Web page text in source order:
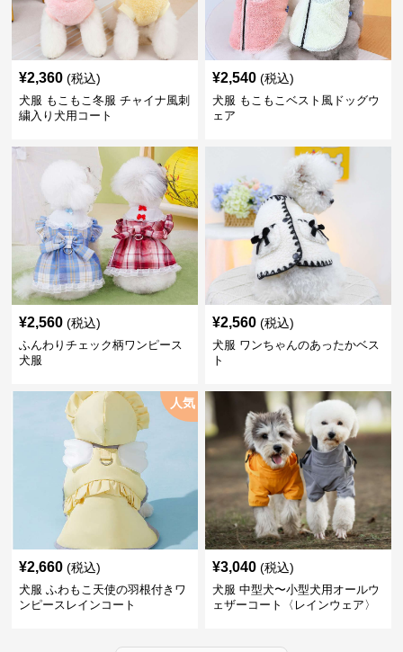
¥2,360 (税込)
犬服 もこもこ冬服 チャイナ風刺
繍入り犬用コート
¥2,540 (税込)
犬服 もこもこベスト風ドッグウ
ェア
¥2,560 (税込)
ふんわりチェック柄ワンピース
犬服
¥2,560 (税込)
犬服 ワンちゃんのあったかベス
ト
人気
¥2,660 (税込)
犬服 ふわもこ天使の羽根付きワ
ンピースレインコート
¥3,040 (税込)
犬服 中型犬〜小型犬用オールウ
ェザーコート〈レインウェア〉